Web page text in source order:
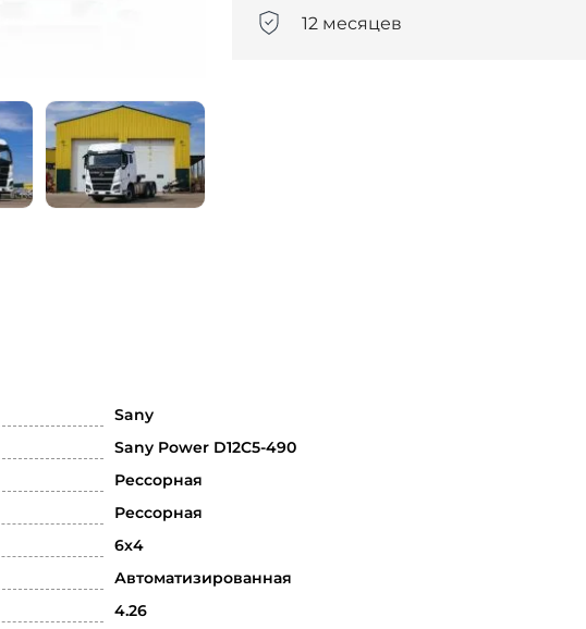
12 месяцев
Sany
Sany Power D12C5-490
Рессорная
Рессорная
6х4
Автоматизированная
4.26